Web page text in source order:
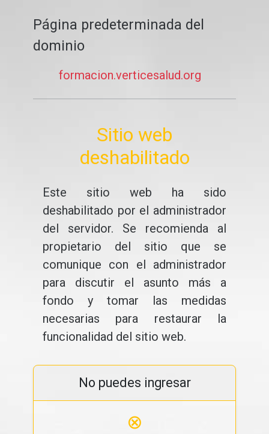
Página predeterminada del
dominio
formacion.verticesalud.org
Sitio web
deshabilitado
Este sitio web ha sido
deshabilitado por el administrador
del servidor. Se recomienda al
propietario del sitio que se
comunique con el administrador
para discutir el asunto más a
fondo y tomar las medidas
necesarias para restaurar la
funcionalidad del sitio web.
No puedes ingresar
⊗